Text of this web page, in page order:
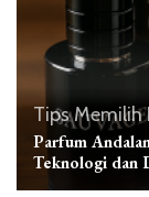
Tips Memilih
Parfum
Teknologi dan